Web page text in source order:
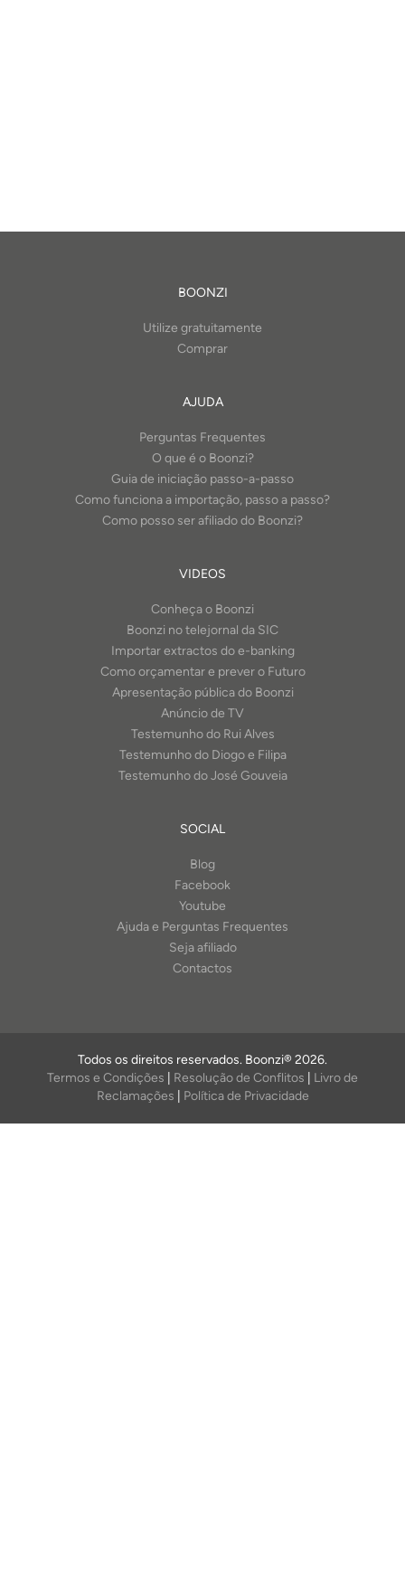
BOONZI
Utilize gratuitamente
Comprar
AJUDA
Perguntas Frequentes
O que é o Boonzi?
Guia de iniciação passo-a-passo
Como funciona a importação, passo a passo?
Como posso ser afiliado do Boonzi?
VIDEOS
Conheça o Boonzi
Boonzi no telejornal da SIC
Importar extractos do e-banking
Como orçamentar e prever o Futuro
Apresentação pública do Boonzi
Anúncio de TV
Testemunho do Rui Alves
Testemunho do Diogo e Filipa
Testemunho do José Gouveia
SOCIAL
Blog
Facebook
Youtube
Ajuda e Perguntas Frequentes
Seja afiliado
Contactos
Todos os direitos reservados. Boonzi® 2026.
Termos e Condições
Resolução de Conflitos
Livro de
Reclamações
Política de Privacidade